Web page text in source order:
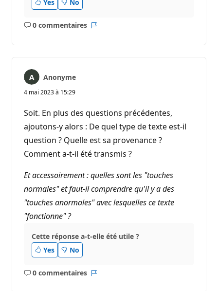
Yes
No
0 commentaires
Aucun
Anonyme
4 mai 2023 à 15:29
Soit. En plus des questions précédentes,
ajoutons-y alors : De quel type de texte est-il
question ? Quelle est sa provenance ?
Comment a-t-il été transmis ?
Et accessoirement : quelles sont les "touches
normales" et faut-il comprendre qu'il y a des
"touches anormales" avec lesquelles ce texte
"fonctionne" ?
Cette réponse a-t-elle été utile ?
Yes
No
0 commentaires
Aucun